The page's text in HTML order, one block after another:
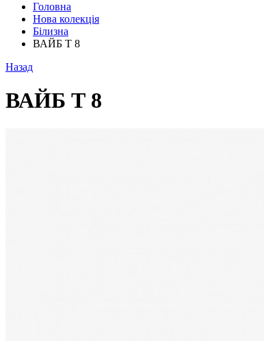
Головна
Нова колекція
Білизна
ВАЙБ Т 8
Назад
ВАЙБ Т 8